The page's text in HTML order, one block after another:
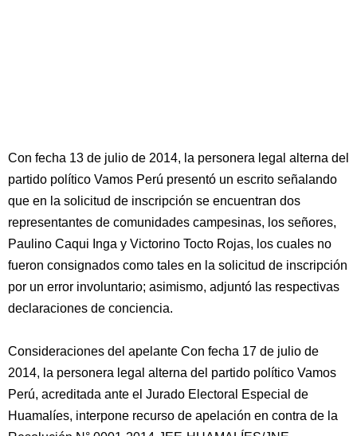
Con fecha 13 de julio de 2014, la personera legal alterna del
partido político Vamos Perú presentó un escrito señalando
que en la solicitud de inscripción se encuentran dos
representantes de comunidades campesinas, los señores,
Paulino Caqui Inga y Victorino Tocto Rojas, los cuales no
fueron consignados como tales en la solicitud de inscripción
por un error involuntario; asimismo, adjuntó las respectivas
declaraciones de conciencia.
Consideraciones del apelante Con fecha 17 de julio de
2014, la personera legal alterna del partido político Vamos
Perú, acreditada ante el Jurado Electoral Especial de
Huamalíes, interpone recurso de apelación en contra de la